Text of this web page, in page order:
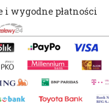
wygodne płatności